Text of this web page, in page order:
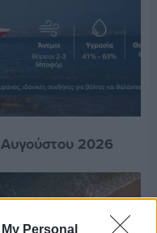
Personal
2026